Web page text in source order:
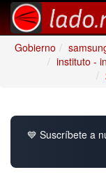
Gobierno
instituto -
💙 Suscríbete a